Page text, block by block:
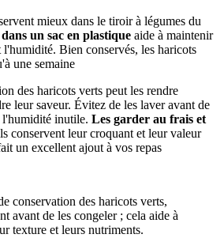
mieux dans le tiroir à légumes du
un sac en plastique aide à maintenir
Bien conservés, les haricots
une semaine
des haricots verts peut les rendre
leur saveur. Évitez de les laver avant de
l'humidité inutile. Les garder au frais et
conservent leur croquant et leur valeur
un excellent ajout à vos repas
conservation des haricots verts,
avant de les congeler ; cela aide à
texture et leurs nutriments.